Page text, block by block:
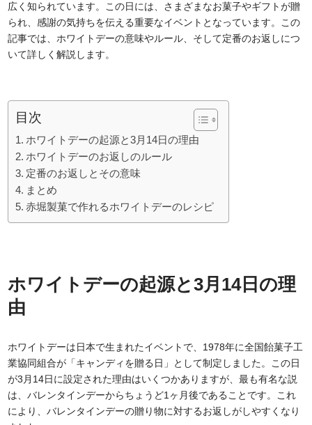
広く知られています。この日には、さまざまなお菓子やギフトが贈
られ、感謝の気持ちを伝える重要なイベントとなっています。この
記事では、ホワイトデーの意味やルール、そして定番のお返しにつ
いて詳しく解説します。
目次
ホワイトデーの起源と3月14日の理由
ホワイトデーのお返しのルール
定番のお返しとその意味
まとめ
赤堀製菓で作れるホワイトデーのレシピ
ホワイトデーの起源と3月14日の理
由
ホワイトデーは日本で生まれたイベントで、1978年に全国飴菓子工
業協同組合が「キャンディを贈る日」として制定しました。この日
が3月14日に設定された理由はいくつかありますが、最も有名な説
は、バレンタインデーからちょうど1ヶ月後であることです。これ
により、バレンタインデーの贈り物に対するお返しがしやすくなり